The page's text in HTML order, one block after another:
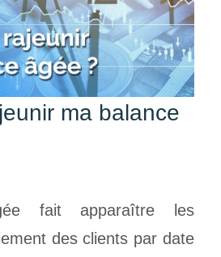
ma balance
fait apparaître les
des clients par date